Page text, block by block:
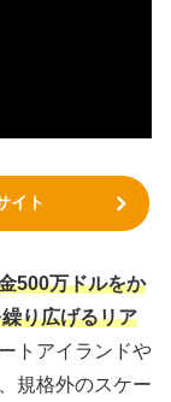
イト
500万ドルをか
り広げるリア
トアイランドや
規格外のスケー